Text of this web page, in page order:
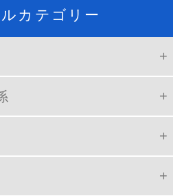
カテゴリー